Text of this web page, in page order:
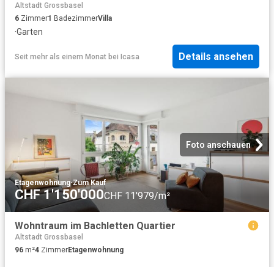
Altstadt Grossbasel
6 Zimmer1 BadezimmerVilla
·Garten
Seit mehr als einem Monat bei Icasa Details ansehen
Foto anschauen
Etagenwohnung·Zum Kauf
CHF 1'150'000CHF 11'979/m²
Wohntraum im Bachletten Quartier
Altstadt Grossbasel
96 m²4 ZimmerEtagenwohnung